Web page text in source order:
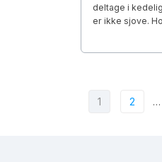
deltage i
er ikke sjove.
1 2 …